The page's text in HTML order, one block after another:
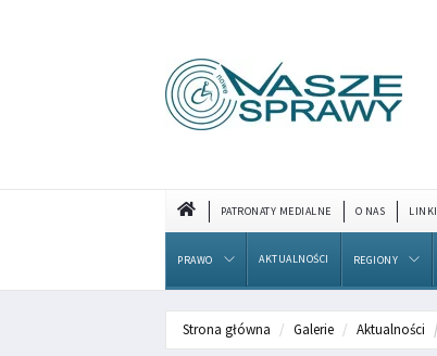
PATRONATY MEDIALNE O NAS LINKI
PRAWO AKTUALNOŚCI REGIONY
Strona główna Galerie Aktualności